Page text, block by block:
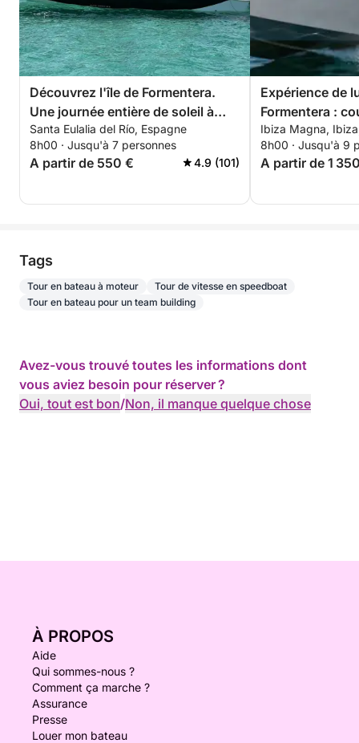
Découvrez l'île de Formentera.
Une journée entière de soleil à
bord d'un bateau à moteur.
Santa Eulalia del Río, Espagne
8h00 · Jusqu'à 7 personnes
A partir de 550 € 4.9 (101)
Expérience de
Formentera :
Location
personnes
Ibiza Magna,
8h00 · Jusqu'à 9
A partir de 1
Tags
Tour en bateau à moteur
Tour de vitesse en speedboat
Tour en bateau pour un team building
Avez-vous trouvé toutes les informations dont
vous aviez besoin pour réserver ?
Oui, tout est bon/Non, il manque quelque chose
À PROPOS
Aide
Qui sommes-nous ?
Comment ça marche ?
Assurance
Presse
Louer mon bateau